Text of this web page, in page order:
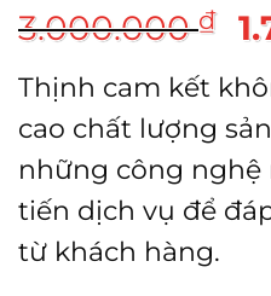
3.000.000₫
Thịnh cam kết
cao chất lượng
những công nghệ
tiến dịch vụ để
từ khách hàng.